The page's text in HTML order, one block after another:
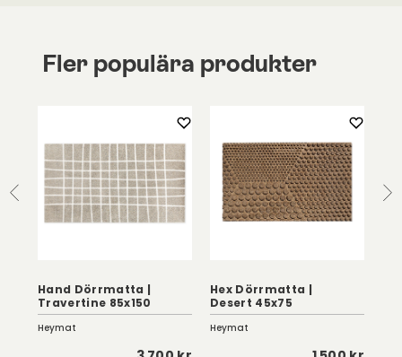
Fler populära produkter
Hand Dörrmatta |
Travertine 85x150
Heymat
Hex Dörrmatta |
Desert 45x75
Heymat